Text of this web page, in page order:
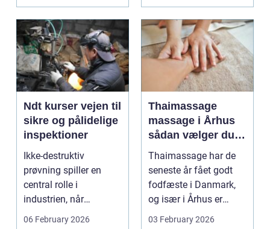
Ndt kurser vejen til
sikre og pålidelige
inspektioner
Ikke-destruktiv
prøvning spiller en
central rolle i
industrien, når
konstruktioner,
06 February 2026
Thaimassage
massage i Århus
sådan vælger du
den rette
behandling
Thaimassage har de
seneste år fået godt
fodfæste i Danmark,
og især i Århus er
udbuddet vokset
03 February 2026